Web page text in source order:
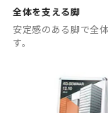
全体を支える脚
安定感のある脚で全
す。